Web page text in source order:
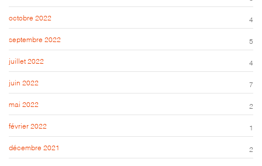
octobre 2022 4
septembre 2022 5
juillet 2022 4
juin 2022 7
mai 2022 2
février 2022 1
décembre 2021 2